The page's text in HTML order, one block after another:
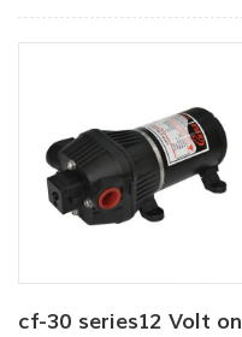
cf-30 series12 Volt on